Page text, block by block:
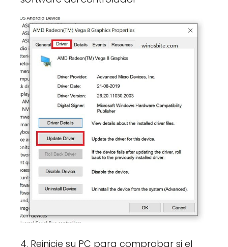
4. Reinicie su PC para comprobar si el